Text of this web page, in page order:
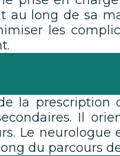
au long de sa
les
la prescription
Il
Le neurologue
du parcours